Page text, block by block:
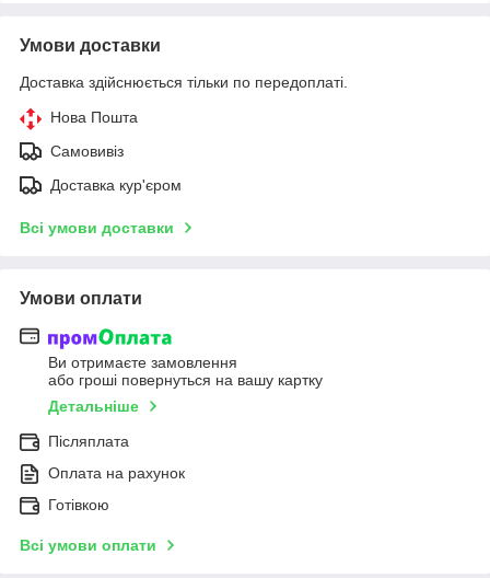
Умови доставки
Доставка здійснюється тільки по передоплаті.
Нова Пошта
Самовивіз
Доставка кур'єром
Всі умови доставки
Умови оплати
Ви отримаєте замовлення
або гроші повернуться на вашу картку
Детальніше
Післяплата
Оплата на рахунок
Готівкою
Всі умови оплати